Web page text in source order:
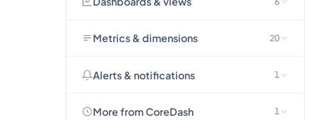
Metrics & dimensions 20
Alerts & notifications 1
More from CoreDash 1